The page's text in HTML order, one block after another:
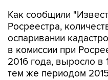
Как сообщили
Росреестра,
оспаривании
в комиссии при
2016 года, выросло в
тем же периодом